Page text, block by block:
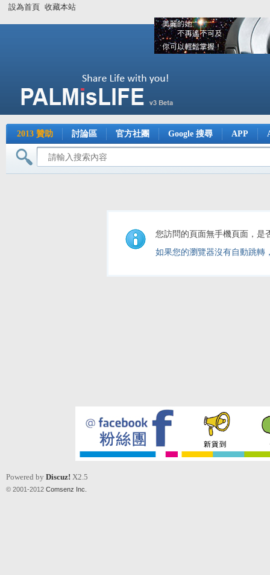
設為首頁 收藏本站
2013 贊助 討論區 官方社團 Google 搜尋 APP
您訪問的頁面無手機頁面，是
如果您的瀏覽器沒有自動跳轉
Powered by Discuz! X2.5
© 2001-2012 Comsenz Inc.